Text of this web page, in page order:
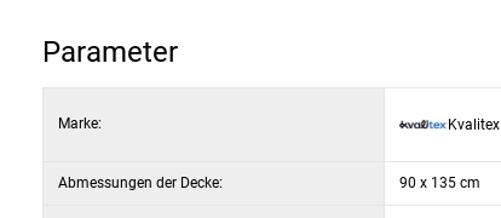
Parameter
Marke: Kvalitex
Abmessungen der Decke: 90 x 135 cm